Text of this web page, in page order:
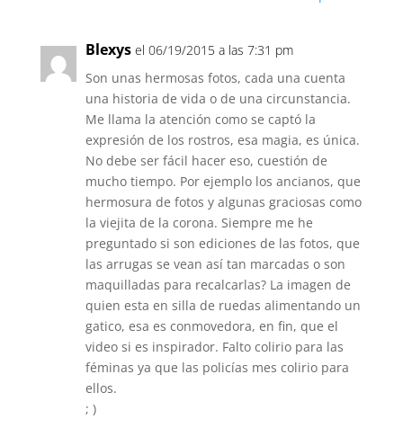
Blexys el 06/19/2015 a las 7:31 pm
Son unas hermosas fotos, cada una cuenta
una historia de vida o de una circunstancia.
Me llama la atención como se captó la
expresión de los rostros, esa magia, es única.
No debe ser fácil hacer eso, cuestión de
mucho tiempo. Por ejemplo los ancianos, que
hermosura de fotos y algunas graciosas como
la viejita de la corona. Siempre me he
preguntado si son ediciones de las fotos, que
las arrugas se vean así tan marcadas o son
maquilladas para recalcarlas? La imagen de
quien esta en silla de ruedas alimentando un
gatico, esa es conmovedora, en fin, que el
video si es inspirador. Falto colirio para las
féminas ya que las policías mes colirio para
ellos.
; )